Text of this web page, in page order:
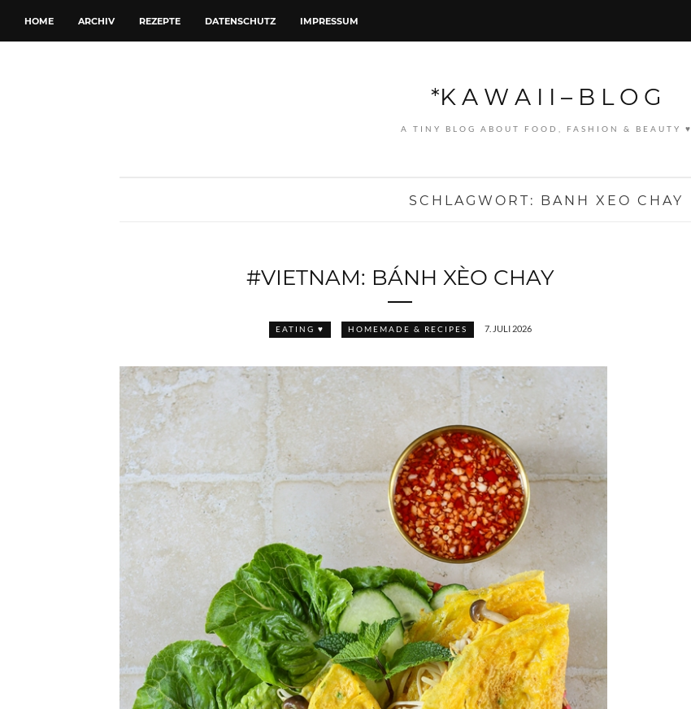
HOME ARCHIV REZEPTE DATENSCHUTZ IMPRESSUM
*K A W A I I – B L O G
A TINY BLOG ABOUT FOOD, FASHION & BEAUTY ♥
SCHLAGWORT: BANH XEO CHAY
#VIETNAM: BÁNH XÈO CHAY
EATING ♥ HOMEMADE & RECIPES 7. JULI 2026